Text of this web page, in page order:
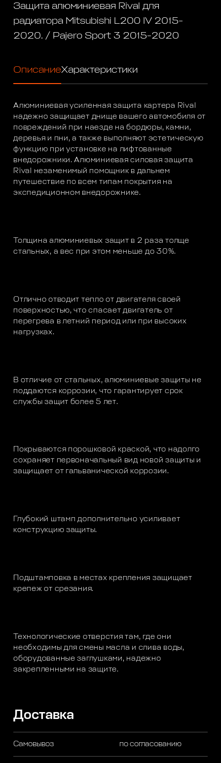
Защита алюминиевая Rival для
радиатора Mitsubishi L200 IV 2015-
2020. / Pajero Sport 3 2015-2020
ОписаниеХарактеристики
Алюминиевая усиленная защита картера Rival
надежно защищает днище вашего автомобиля от
повреждений при наезде на бордюры, камни,
деревья и пни, а также выполняют эстетическую
функцию при установке на лифтованные
внедорожники. Алюминиевая силовая защита
Rival незаменимый помощник в дальнем
путешествие по всем типам покрытия на
экспедиционном внедорожнике.
Толщина алюминиевых защит в 2 раза толще
стальных, а вес при этом меньше до 30%.
Отлично отводит тепло от двигателя своей
поверхностью, что спасает двигатель от
перегрева в летний период или при высоких
нагрузках.
В отличие от стальных, алюминиевые защиты не
поддаются коррозии, что гарантирует срок
службы защит более 5 лет.
Покрываются порошковой краской, что надолго
сохраняет первоначальный вид новой защиты и
защищает от гальванической коррозии.
Глубокий штамп дополнительно усиливает
конструкцию защиты.
Подштамповка в местах крепления защищает
крепеж от срезания.
Технологические отверстия там, где они
необходимы для смены масла и слива воды,
оборудованные заглушками, надежно
закрепленными на защите.
Доставка
Самовывоз по согласованию